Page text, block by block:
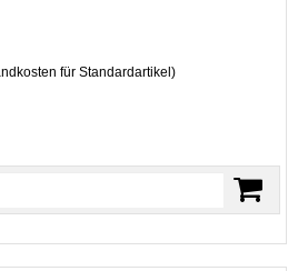
für Standardartikel )